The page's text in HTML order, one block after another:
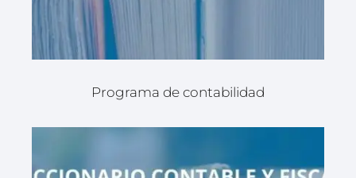
Programa de contabilidad